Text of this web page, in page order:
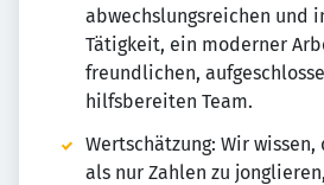
abwechslungsreichen und
Tätigkeit, ein moderner
freundlichen,
hilfsbereiten Team.
Wertschätzung: Wir
als nur Zahlen zu